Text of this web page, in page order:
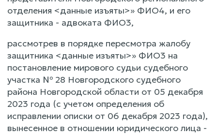
отделения <данные изъяты>» ФИО4, и его
защитника - адвоката ФИО3,
рассмотрев в порядке пересмотра жалобу
защитника <данные изъяты>» ФИО3 на
постановление мирового судьи судебного
участка № 28 Новгородского судебного
района Новгородской области от 05 декабря
2023 года (с учетом определения об
исправлении описки от 06 декабря 2023 года),
вынесенное в отношении юридического лица -